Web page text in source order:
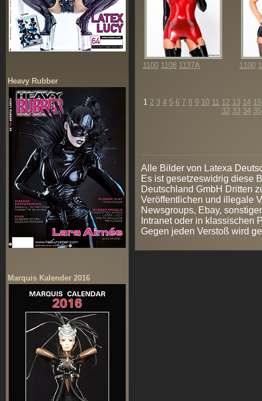
Heavy Rubber
Marquis Kalender 2016
1100 1108 1137A 1100
1 2 3 4 5 6 7 8 9 10 11 12 13 14 15
32 33 34 35
Alle Bilder von Latexa
Es ist gesetzeswidrig diese
Deutschland GmbH Dritten
Veröffentlichen und illegale
Newsgroups, Ebay,
Intranet oder in klassischen
Gegen jeden Verstoß wird